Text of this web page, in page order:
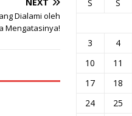
Dialami oleh
Mengatasinya!
S S
3
4
10
11
17
18
24
25